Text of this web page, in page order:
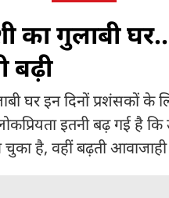
का गुलाबी
बढ़ी
घर इन दिनों प्रशंसकों
इतनी बढ़ गई है
है, वहीं बढ़ती